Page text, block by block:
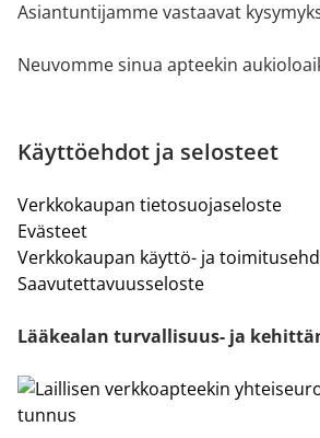
Asiantuntijamme vastaavat
Neuvomme sinua apteekin
Käyttöehdot ja selosteet
Verkkokaupan tietosuojaseloste
Evästeet
Verkkokaupan käyttö- ja
Saavutettavuusseloste
Lääkealan turvallisuus- ja